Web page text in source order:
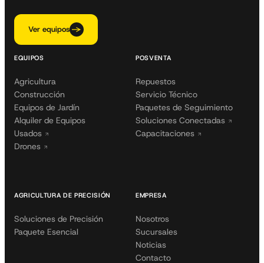
Ver equipos
EQUIPOS
Agricultura
Construcción
Equipos de Jardín
Alquiler de Equipos
Usados
Drones
POSVENTA
Repuestos
Servicio Técnico
Paquetes de Seguimiento
Soluciones Conectadas
Capacitaciones
AGRICULTURA DE PRECISIÓN
Soluciones de Precisión
Paquete Esencial
EMPRESA
Nosotros
Sucursales
Noticias
Contacto